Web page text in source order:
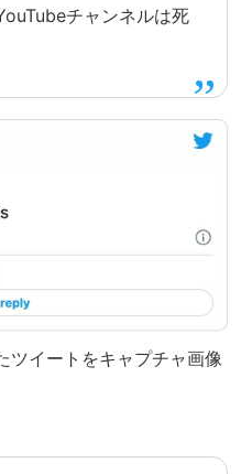
チャンネルは死
ツイートをキャプチャ画像